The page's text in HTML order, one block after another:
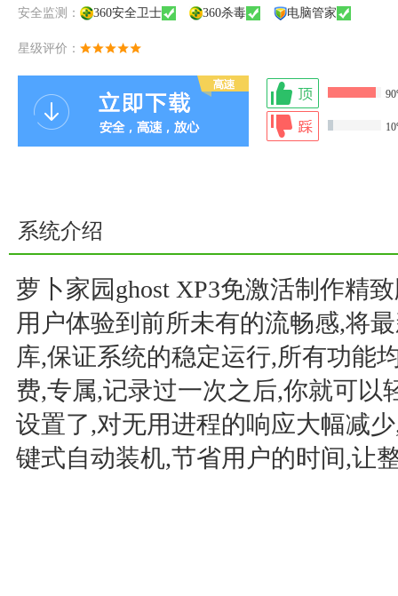
安全监测： 360安全卫士 360杀毒 电脑管家
星级评价：
系统介绍
萝卜家园ghost XP3免激活制作精
用户体验到前所未有的流畅感,将
库,保证系统的稳定运行,所有功能
费,专属,记录过一次之后,你就可以
设置了,对无用进程的响应大幅减
键式自动装机,节省用户的时间,让